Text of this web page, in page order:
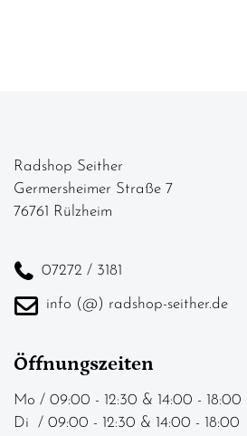
Radshop Seither
Germersheimer Straße 7
76761 Rülzheim
07272 / 3181
info (@) radshop-seither.de
Öffnungszeiten
Mo / 09:00 - 12:30 & 14:00 - 18:00
Di / 09:00 - 12:30 & 14:00 - 18:00